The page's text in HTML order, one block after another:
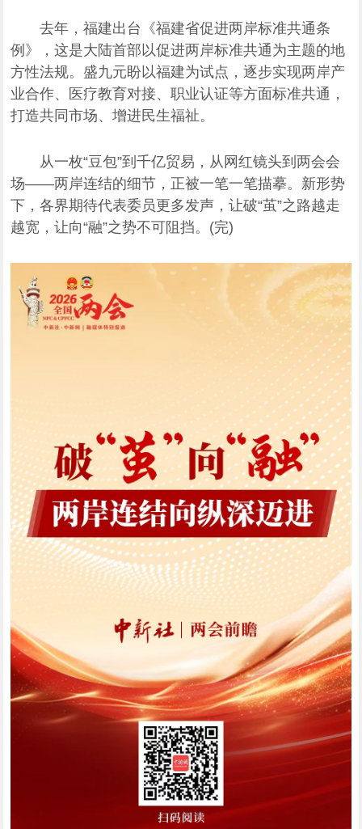
去年，福建出台《福建省促进两岸标准共通条
例》，这是大陆首部以促进两岸标准共通为主题的地
方性法规。盛九元盼以福建为试点，逐步实现两岸产
业合作、医疗教育对接、职业认证等方面标准共通，
打造共同市场、增进民生福祉。
从一枚“豆包”到千亿贸易，从网红镜头到两会会
场——两岸连结的细节，正被一笔一笔描摹。新形势
下，各界期待代表委员更多发声，让破“茧”之路越走
越宽，让向“融”之势不可阻挡。(完)